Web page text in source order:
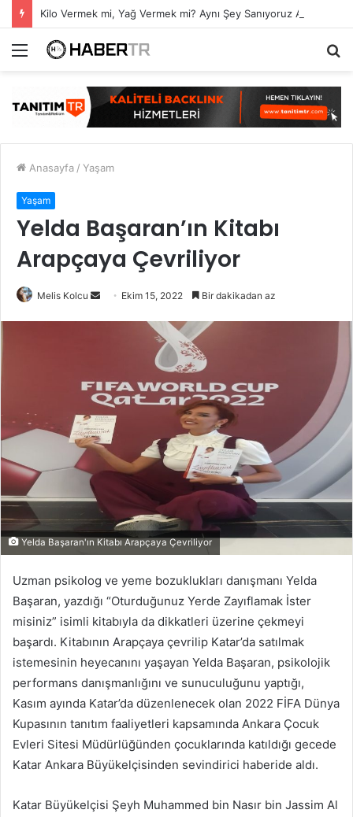
Menü
Anasayfa / Yaşam
Yaşam
Yelda Başaran’ın Kitabı
Arapçaya Çevriliyor
Melis Kolcu
Bir
Ekim 15, 2022 Bir dakikadan az
Yelda Başaran'ın Kitabı Arapçaya Çevriliyor
Uzman psikolog ve yeme bozuklukları danışmanı Yelda
Başaran, yazdığı “Oturduğunuz Yerde Zayıflamak İster
misiniz” isimli kitabıyla da dikkatleri üzerine çekmeyi
başardı. Kitabının Arapçaya çevrilip Katar’da satılmak
istemesinin heyecanını yaşayan Yelda Başaran, psikolojik
performans danışmanlığını ve sunuculuğunu yaptığı,
Kasım ayında Katar’da düzenlenecek olan 2022 FİFA Dünya
Kupasının tanıtım faaliyetleri kapsamında Ankara Çocuk
Evleri Sitesi Müdürlüğünden çocuklarında katıldığı gecede
Katar Ankara Büyükelçisinden sevindirici haberide aldı.
Katar Büyükelçisi Şeyh Muhammed bin Nasır bin Jassim Al